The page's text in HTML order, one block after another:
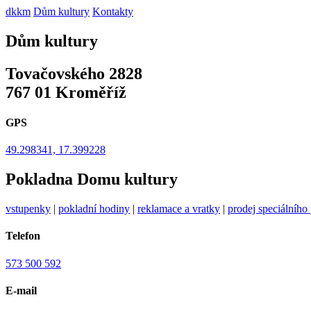
dkkm Dům kultury Kontakty
Dům kultury
Tovačovského 2828
767 01 Kroměříž
GPS
49.298341, 17.399228
Pokladna Domu kultury
vstupenky | pokladní hodiny | reklamace a vratky | prodej speciálního
Telefon
573 500 592
E-mail